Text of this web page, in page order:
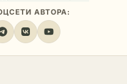
АВТОРА: